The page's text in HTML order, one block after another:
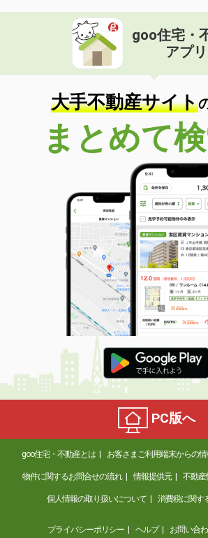
goo住宅・
アプリ
大手不動産サイト
まとめて検
PC版へ
goo住宅・不動産とは お客さまご利用端末からの
物件に関するお問合せの流れ 情報提供元 不動産
個人情報の取り扱いについて 消費税に関す
プライバシーポリシー ヘルプ お問い合